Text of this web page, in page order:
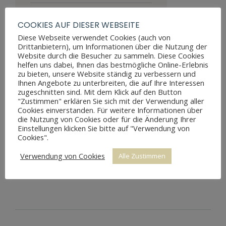
Materialien
Nussbaum
Stil
Biedermeier
Möbelart
Sitzmöbel
Zustand
Gut, voll
funktionsfähig,
zeigt aber
Altersspuren
durch
Preis
550 €
COOKIES AUF DIESER WEBSEITE
Diese Webseite verwendet Cookies (auch von
Drittanbietern), um Informationen über die Nutzung der
Website durch die Besucher zu sammeln. Diese Cookies
helfen uns dabei, Ihnen das bestmögliche Online-Erlebnis
zu bieten, unsere Website ständig zu verbessern und
Ihnen Angebote zu unterbreiten, die auf Ihre Interessen
zugeschnitten sind. Mit dem Klick auf den Button
"Zustimmen" erklären Sie sich mit der Verwendung aller
Cookies einverstanden. Für weitere Informationen über
die Nutzung von Cookies oder für die Änderung Ihrer
Einstellungen klicken Sie bitte auf "Verwendung von
Cookies".
Verwendung von Cookies
Alle Zustimmen